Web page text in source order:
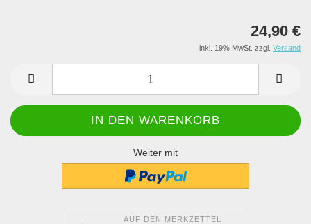
24,90 €
inkl. 19% MwSt. zzgl. Versand
Weiter mit
AUF DEN MERKZETTEL